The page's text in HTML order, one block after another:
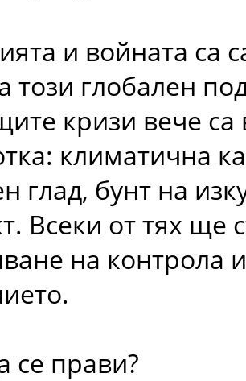
и войната са
този глобален
кризи вече са
климатична
глад, бунт на
Всеки от тях ще
на контрола
се прави?